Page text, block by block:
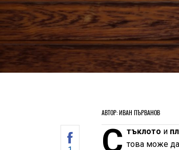
АВТОР: ИВАН ПЪРВАНОВ
С тъклото и
това може